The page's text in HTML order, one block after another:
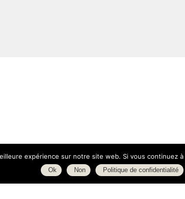
expérience sur notre site web. Si vous continuez
Ok Non Politique de confidentialité